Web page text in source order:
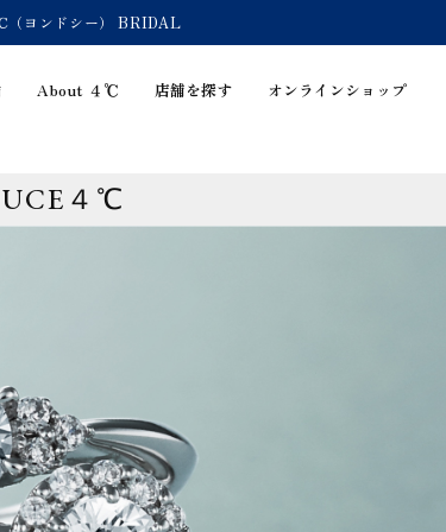
（ヨンドシー） BRIDAL
About ４℃ 店舗を探す オンラインショップ
４℃